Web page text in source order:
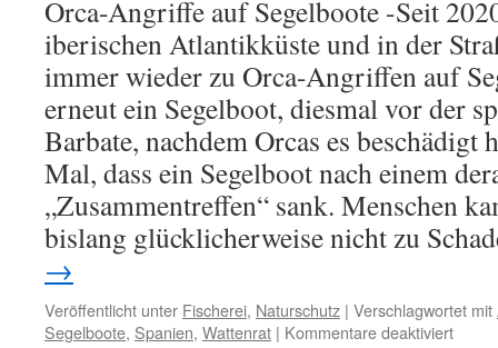
Orca-Angriffe auf Segelboote -Seit
iberischen Atlantikküste und in der
immer wieder zu Orca-Angriffen auf
erneut ein Segelboot, diesmal vor der
Barbate, nachdem Orcas es beschädigt
Mal, dass ein Segelboot nach einem
„Zusammentreffen“ sank. Menschen
bislang glücklicherweise nicht zu
→
Veröffentlicht unter Fischerei, Naturschutz | Verschlagwortet mit
Segelboote, Spanien, Wattenrat | Kommentare deaktiviertfür